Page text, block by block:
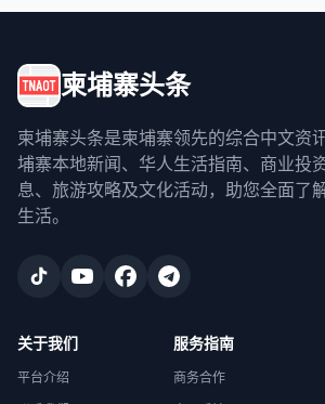
柬埔寨头条
柬埔寨头条是柬埔寨领先的综合中文资
埔寨本地新闻、华人生活指南、商业投
息、旅游攻略及文化活动，助您全面了
生活。
关于我们
平台介绍
服务指南
商务合作